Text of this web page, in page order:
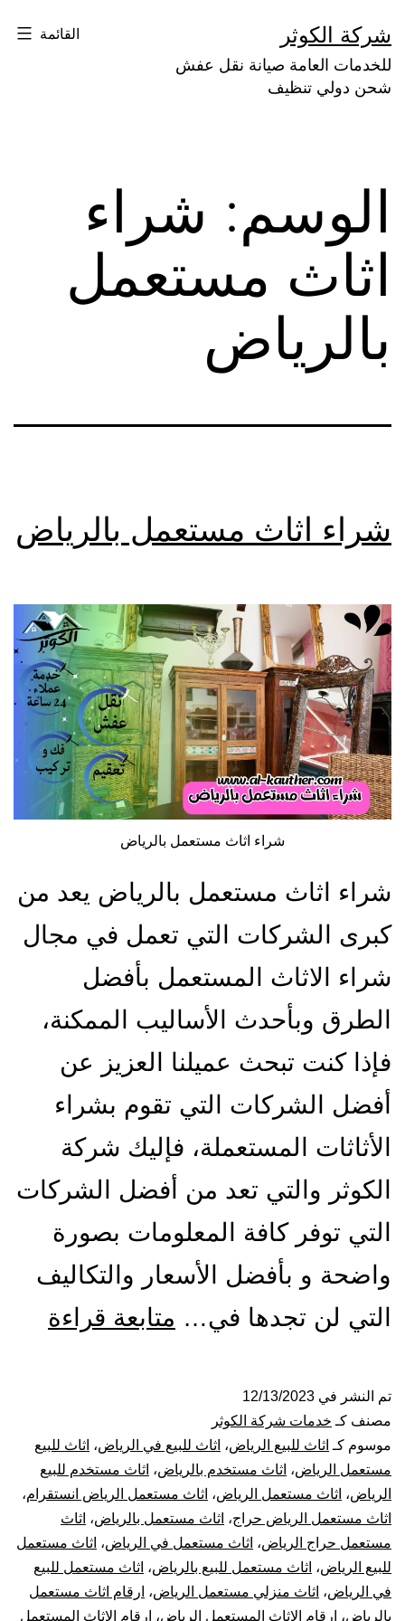
إلى
المحتوى
شركة الكوثر
للخدمات العامة صيانة نقل عفش
شحن دولي تنظيف
القائمة
الوسم: شراء
اثاث مستعمل
بالرياض
شراء اثاث مستعمل بالرياض
شراء اثاث مستعمل بالرياض
شراء اثاث مستعمل بالرياض يعد من
كبرى الشركات التي تعمل في مجال
شراء الاثاث المستعمل بأفضل
الطرق وبأحدث الأساليب الممكنة،
فإذا كنت تبحث عميلنا العزيز عن
أفضل الشركات التي تقوم بشراء
الأثاثات المستعملة، فإليك شركة
الكوثر والتي تعد من أفضل الشركات
التي توفر كافة المعلومات بصورة
واضحة و بأفضل الأسعار والتكاليف
التي لن تجدها في… متابعة قراءة
تم النشر في 12/13/2023
مصنف كـ خدمات شركة الكوثر
موسوم كـ اثاث للبيع الرياض، اثاث للبيع في الرياض، اثاث للبيع
مستعمل الرياض، اثاث مستخدم بالرياض، اثاث مستخدم للبيع
الرياض، اثاث مستعمل الرياض، اثاث مستعمل الرياض انستقرام،
اثاث مستعمل الرياض حراج، اثاث مستعمل بالرياض، اثاث
مستعمل حراج الرياض، اثاث مستعمل في الرياض، اثاث مستعمل
للبيع الرياض، اثاث مستعمل للبيع بالرياض، اثاث مستعمل للبيع
في الرياض، اثاث منزلي مستعمل الرياض، ارقام اثاث مستعمل
بالرياض، ارقام الاثاث المستعمل الرياض، ارقام الاثاث المستعمل